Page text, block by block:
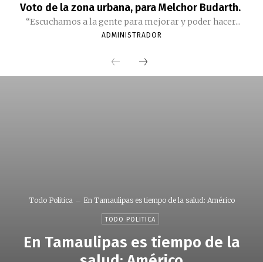
Voto de la zona urbana, para Melchor Budarth.
“Escuchamos a la gente para mejorar y poder hacer...
ADMINISTRADOR